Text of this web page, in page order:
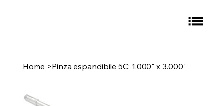
Home >Pinza espandibile 5C: 1.000" x 3.000"